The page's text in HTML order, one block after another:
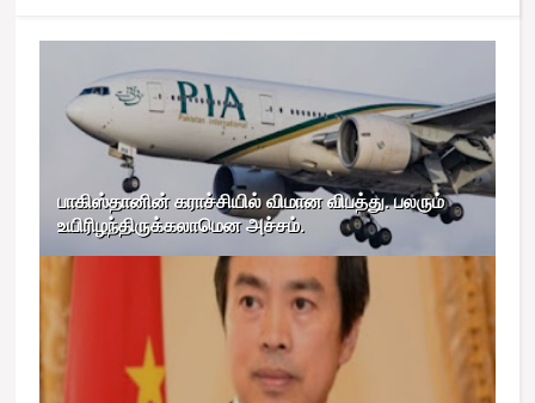
பாகிஸ்தானின் கராச்சியில் விமான விபத்து. பலரும்
உயிரிழந்திருக்கலாமென அச்சம்.